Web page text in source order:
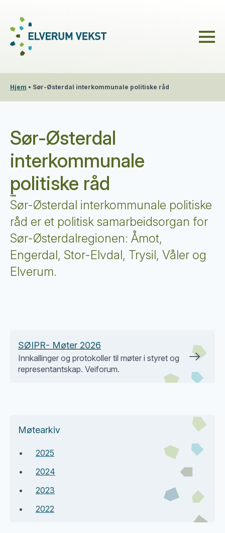
Hjem • Sør-Østerdal interkommunale politiske råd
Sør-Østerdal
interkommunale
politiske råd
Sør-Østerdal interkommunale politiske
råd er et politisk samarbeidsorgan for
Sør-Østerdalregionen: Åmot,
Engerdal, Stor-Elvdal, Trysil, Våler og
Elverum.
SØIPR- Møter 2026
Innkallinger og protokoller til møter i styret og
representantskap. Veiforum.
Møtearkiv
2025
2024
2023
2022